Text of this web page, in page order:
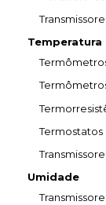
Temperatura
Termostatos
Umidade